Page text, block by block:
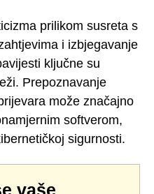
prilikom susreta s
i izbjegavanje
ključne su
Prepoznavanje
može značajno
softverom,
sigurnosti.
vaše